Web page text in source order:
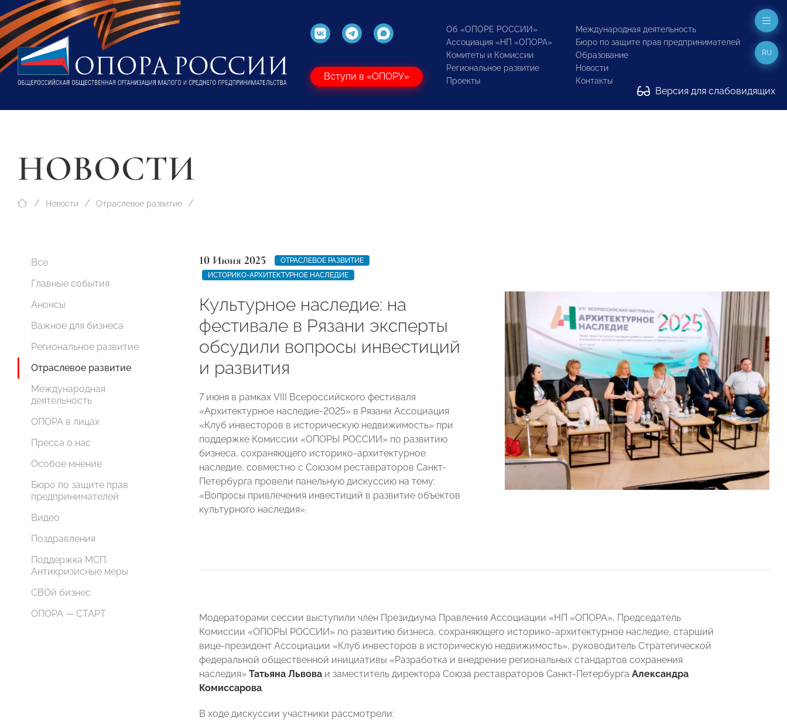
Вступи в «ОПОРУ»
Об «ОПОРЕ РОССИИ»
Ассоциация «НП «ОПОРА»
Комитеты и Комиссии
Региональное развитие
Проекты
Международная деятельность
Бюро по защите прав предпринимателей
Образование
Новости
Контакты
Версия для слабовидящих
RU
НОВОСТИ
Новости Отраслевое развитие
Все
Главные события
Анонсы
Важное для бизнеса
Региональное развитие
Отраслевое развитие
Международная
деятельность
ОПОРА в лицах
Пресса о нас
Особое мнение
Бюро по защите прав
предпринимателей
Видео
Поздравления
Поддержка МСП.
Антикризисные меры
СВОй бизнес
ОПОРА — СТАРТ
10 Июня 2025
ОТРАСЛЕВОЕ РАЗВИТИЕ
ИСТОРИКО-АРХИТЕКТУРНОЕ НАСЛЕДИЕ
Культурное наследие: на
фестивале в Рязани эксперты
обсудили вопросы инвестиций
и развития
7 июня в рамках VIII Всероссийского фестиваля
«Архитектурное наследие-2025» в Рязани Ассоциация
«Клуб инвесторов в историческую недвижимость» при
поддержке Комиссии «ОПОРЫ РОССИИ» по развитию
бизнеса, сохраняющего историко-архитектурное
наследие, совместно с Союзом реставраторов Санкт-
Петербурга провели панельную дискуссию на тему:
«Вопросы привлечения инвестиций в развитие объектов
культурного наследия».
Модераторами сессии выступили член Президиума Правления Ассоциации «НП «ОПОРА», Председатель
Комиссии «ОПОРЫ РОССИИ» по развитию бизнеса, сохраняющего историко-архитектурное наследие, старший
вице-президент Ассоциации «Клуб инвесторов в историческую недвижимость», руководитель Стратегической
федеральной общественной инициативы «Разработка и внедрение региональных стандартов сохранения
наследия» Татьяна Львова и заместитель директора Союза реставраторов Санкт-Петербурга Александра
Комиссарова.
В ходе дискуссии участники рассмотрели: